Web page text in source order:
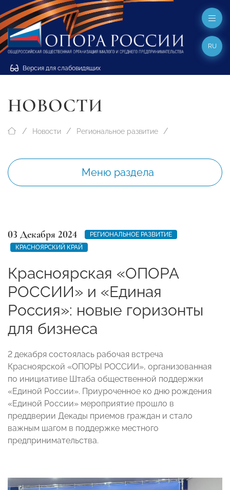
Версия для слабовидящих
RU
НОВОСТИ
Новости Региональное развитие
Меню раздела
03 Декабря 2024
РЕГИОНАЛЬНОЕ РАЗВИТИЕ
КРАСНОЯРСКИЙ КРАЙ
Красноярская «ОПОРА
РОССИИ» и «Единая
Россия»: новые горизонты
для бизнеса
2 декабря состоялась рабочая встреча
Красноярской «ОПОРЫ РОССИИ», организованная
по инициативе Штаба общественной поддержки
«Единой России». Приуроченное ко дню рождения
«Единой России» мероприятие прошло в
преддверии Декады приемов граждан и стало
важным шагом в поддержке местного
предпринимательства.